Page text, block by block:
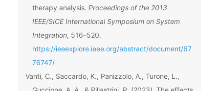
therapy analysis. Proceedings of the 2013
IEEE/SICE International Symposium on System
Integration, 516–520.
https://ieeexplore.ieee.org/abstract/document/67
76747/
Vanti, C., Saccardo, K., Panizzolo, A., Turone, L.,